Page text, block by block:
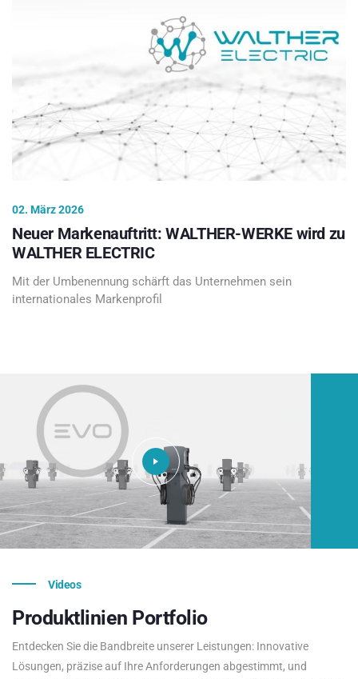
02. März 2026
Neuer Markenauftritt: WALTHER-WERKE wird zu
WALTHER ELECTRIC
Mit der Umbenennung schärft das Unternehmen sein
internationales Markenprofil
Videos
Produktlinien Portfolio
Entdecken Sie die Bandbreite unserer Leistungen: Innovative
Lösungen, präzise auf Ihre Anforderungen abgestimmt, und